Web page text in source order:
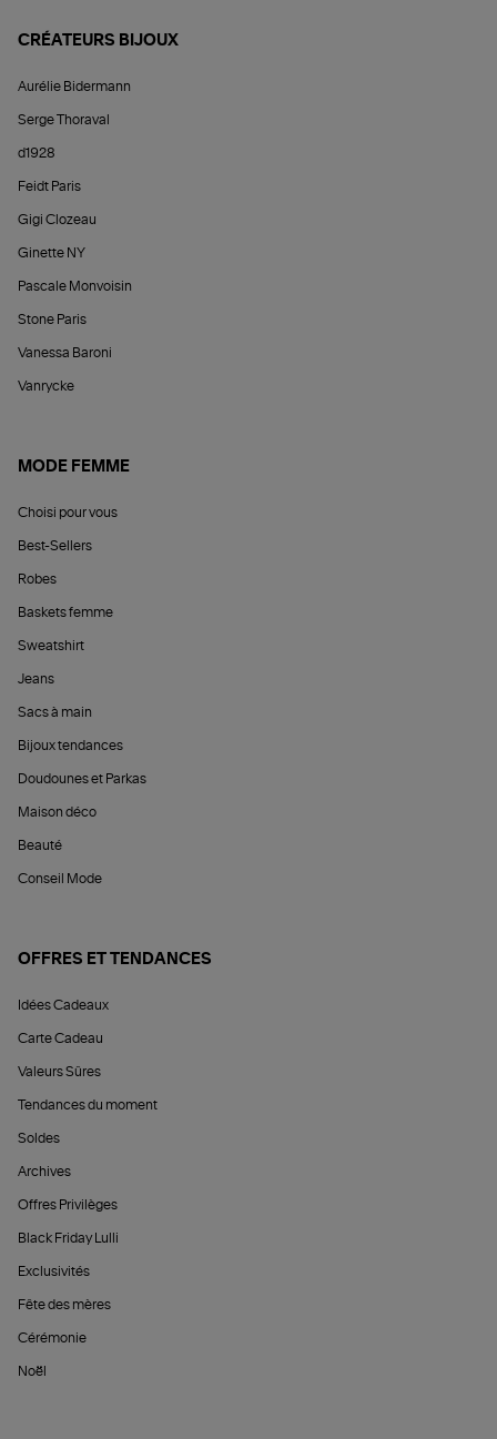
CRÉATEURS BIJOUX
Aurélie Bidermann
Serge Thoraval
d1928
Feidt Paris
Gigi Clozeau
Ginette NY
Pascale Monvoisin
Stone Paris
Vanessa Baroni
Vanrycke
MODE FEMME
Choisi pour vous
Best-Sellers
Robes
Baskets femme
Sweatshirt
Jeans
Sacs à main
Bijoux tendances
Doudounes et Parkas
Maison déco
Beauté
Conseil Mode
OFFRES ET TENDANCES
Idées Cadeaux
Carte Cadeau
Valeurs Sûres
Tendances du moment
Soldes
Archives
Offres Privilèges
Black Friday Lulli
Exclusivités
Fête des mères
Cérémonie
Noël